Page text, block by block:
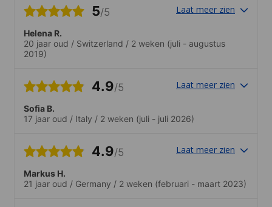
5/5 Laat meer zien
Helena R.
20 jaar oud / Switzerland / 2 weken (juli - augustus
2019)
4.9/5 Laat meer zien
Sofia B.
17 jaar oud / Italy / 2 weken (juli - juli 2026)
4.9/5 Laat meer zien
Markus H.
21 jaar oud / Germany / 2 weken (februari - maart 2023)